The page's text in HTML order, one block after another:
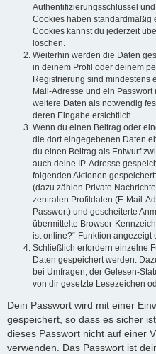
Authentifizierungsschlüssel
Cookies haben standardmäßig
Cookies kannst du jederzeit
löschen.
Weiterhin werden die Daten
in deinem Profil oder deinem
Registrierung sind mindestens
Mail-Adresse und ein
weitere Daten als notwendig
deren Eingabe ersichtlich.
Wenn du einen Beitrag oder
die dort eingegebenen Daten
du einen Beitrag als Entwurf
auch deine IP-Adresse
folgenden Aktionen
(dazu zählen Private
zentralen Profildaten (E-Mail-
Passwort) und gescheiterte
übermittelte Browser-
ist online?“-Funktion
Schließlich erfordern einzelne
Daten gespeichert werden.
bei Umfragen, der Gelesen-
von dir gesetzte Lesezeichen
Dein Passwort wird mit einer
gespeichert, so dass es sicher
dieses Passwort nicht auf einer
verwenden. Das Passwort ist